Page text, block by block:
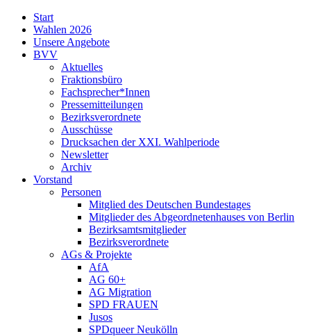
Start
Wahlen 2026
Unsere Angebote
BVV
Aktuelles
Fraktionsbüro
Fachsprecher*Innen
Pressemitteilungen
Bezirksverordnete
Ausschüsse
Drucksachen der XXI. Wahlperiode
Newsletter
Archiv
Vorstand
Personen
Mitglied des Deutschen Bundestages
Mitglieder des Abgeordnetenhauses von Berlin
Bezirksamtsmitglieder
Bezirksverordnete
AGs & Projekte
AfA
AG 60+
AG Migration
SPD FRAUEN
Jusos
SPDqueer Neukölln